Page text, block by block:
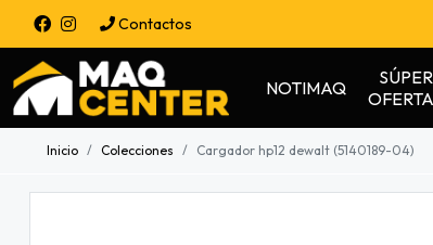
Contactos
NOTIMAQ
SÚPER
Inicio Colecciones Cargador hp12 dewalt (5140189-04)